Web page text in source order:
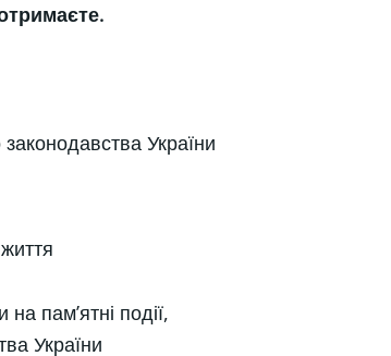
України
пам’ятні події,
України